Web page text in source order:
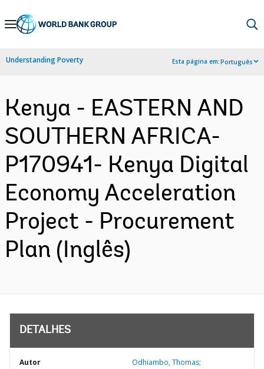
Skip
Navigation
Understanding Poverty Esta página em:Português
Kenya - EASTERN AND
SOUTHERN AFRICA-
P170941- Kenya Digital
Economy Acceleration
Project - Procurement
Plan (Inglês)
DETALHES
Autor Odhiambo, Thomas;